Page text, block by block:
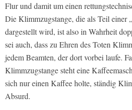
Flur und damit um einen
Die Klimmzugstange, die als Teil einer
dargestellt wird, ist also in Wahrheit
sei auch, dass zu Ehren des Toten
jedem Beamten, der dort vorbei laufe.
Klimmzugstange steht eine
sich nur einen Kaffee holte, ständig
Absurd.